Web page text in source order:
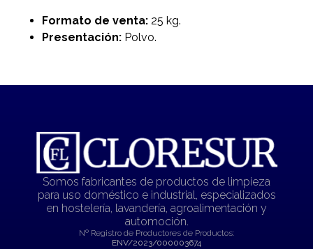
Formato de venta: 25 kg.
Presentación: Polvo.
Somos fabricantes de productos de limpieza
para uso doméstico e industrial, especializados
en hostelería, lavandería, agroalimentación y
automoción.
Nº Registro de Productores de Productos:
ENV/2023/000003674